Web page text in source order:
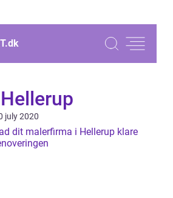
dk
july 2020
dit malerfirma i Hellerup klare